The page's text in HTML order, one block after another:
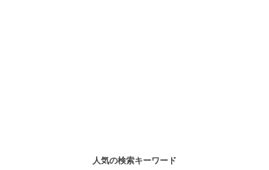
人気の検索キーワード